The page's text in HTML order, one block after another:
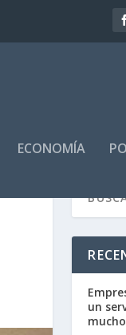
ECONOMÍA
un